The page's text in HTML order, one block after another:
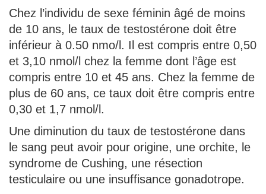
Chez l’individu de sexe féminin âgé de moins
de 10 ans, le taux de testostérone doit être
inférieur à 0.50 nmo/l. Il est compris entre 0,50
et 3,10 nmol/l chez la femme dont l’âge est
compris entre 10 et 45 ans. Chez la femme de
plus de 60 ans, ce taux doit être compris entre
0,30 et 1,7 nmol/l.
Une diminution du taux de testostérone dans
le sang peut avoir pour origine, une orchite, le
syndrome de Cushing, une résection
testiculaire ou une insuffisance gonadotrope.